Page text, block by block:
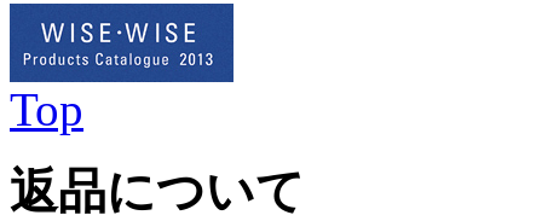
Top
返品について